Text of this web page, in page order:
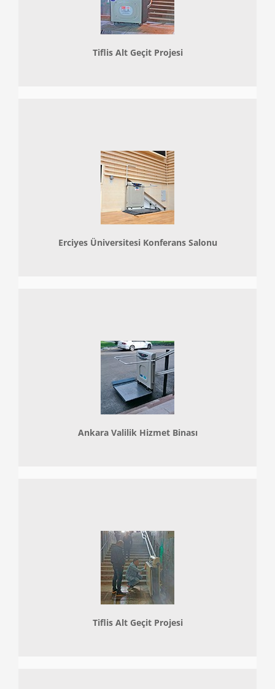
Tiflis Alt Geçit Projesi
Erciyes Üniversitesi Konferans Salonu
Ankara Valilik Hizmet Binası
Tiflis Alt Geçit Projesi